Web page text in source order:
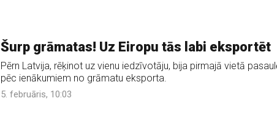
Šurp grāmatas! Uz Eiropu tās labi eksportēt
Pērn Latvija, rēķinot uz vienu iedzīvotāju, bija pirmajā vietā
pēc ienākumiem no grāmatu eksporta.
5. februāris, 10:03